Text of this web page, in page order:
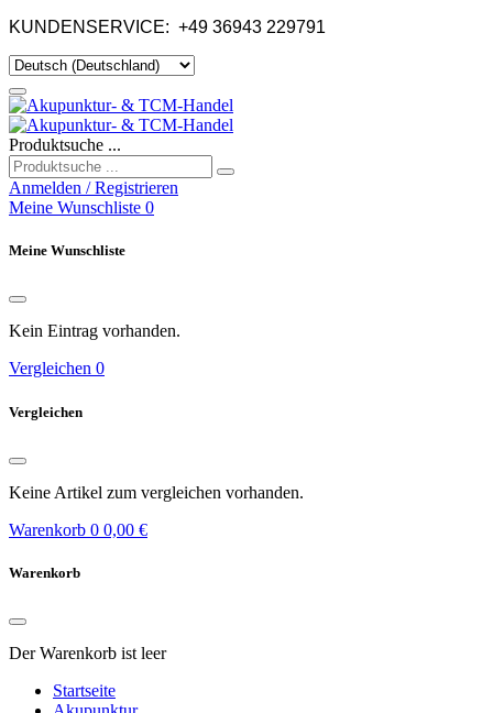
KUNDENSERVICE: +49 36943 229791
Produktsuche ...
Anmelden / Registrieren
Meine Wunschliste 0
Meine Wunschliste
Kein Eintrag vorhanden.
Vergleichen 0
Vergleichen
Keine Artikel zum vergleichen vorhanden.
Warenkorb 0 0,00 €
Warenkorb
Der Warenkorb ist leer
Startseite